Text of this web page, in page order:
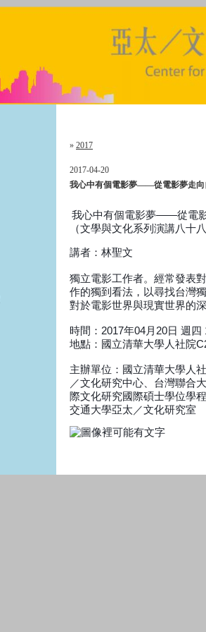
» 2017
2017-04-20
我心中有個電影夢――從電影夢走向
我心中有個電影夢――從電
（文學與文化系列演講八十八
講者：林聖文
獨立電影工作者。經常發表
作的獨到看法，以尋找台灣
對於電影世界與現實世界的深
時間：2017年04月20日 週四
地點：國立清華大學人社院
主辦單位：國立清華大學人
／文化研究中心、台灣聯合
際文化研究國際碩士學位學
交通大學亞太／文化研究室